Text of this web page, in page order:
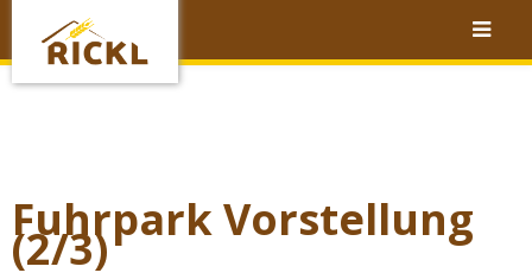
Fuhrpark Vorstellung
(2/3)